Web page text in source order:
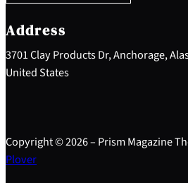
c
h
Address
3701 Clay Products Dr, Anchorage,
United States
Copyright © 2026 – Prism Magazine
Plover